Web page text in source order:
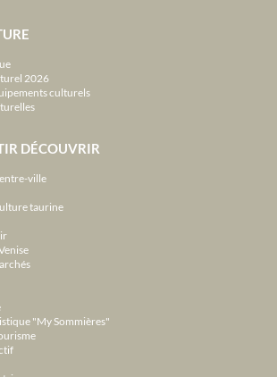
2026
culturels
DÉCOUVRIR
ville
taurine
"My Sommières"